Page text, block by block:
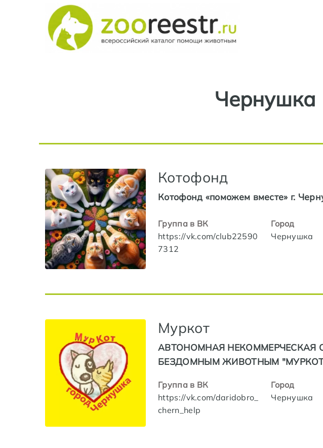
Чернушка
Котофонд
Котофонд «поможем вместе» г.
Группа в ВК
https://vk.com/club22590
7312
Город
Чернушка
Муркот
АВТОНОМНАЯ
БЕЗДОМНЫМ ЖИВОТНЫМ
Группа в ВК
https://vk.com/daridobro_
chern_help
Город
Чернушка